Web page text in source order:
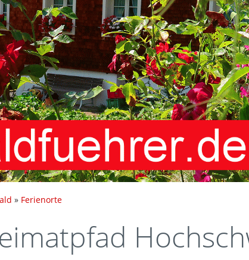
» Ferienorte